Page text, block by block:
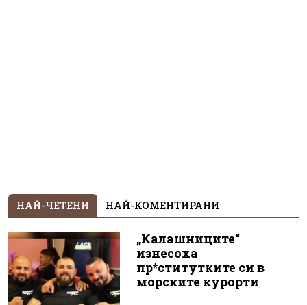
НАЙ-ЧЕТЕНИ НАЙ-КОМЕНТИРАНИ
„Калашниците“
изнесоха
пр*ститутките си в
морските курорти